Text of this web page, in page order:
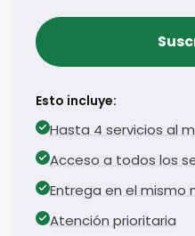
Esto incluye:
Hasta 4 servicios al
Acceso a todos los
Entrega en el mismo
Atención prioritaria